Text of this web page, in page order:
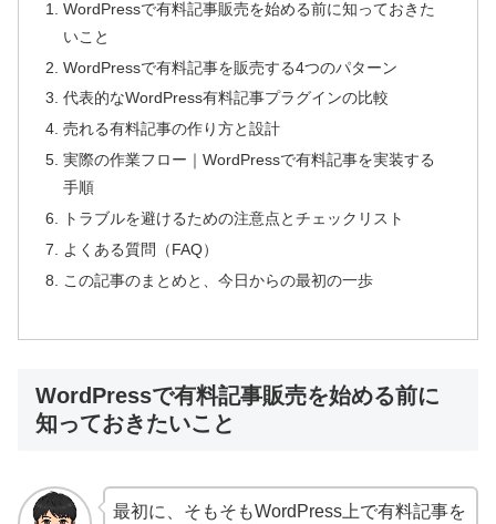
WordPressで有料記事販売を始める前に知っておきた
いこと
WordPressで有料記事を販売する4つのパターン
代表的なWordPress有料記事プラグインの比較
売れる有料記事の作り方と設計
実際の作業フロー｜WordPressで有料記事を実装する
手順
トラブルを避けるための注意点とチェックリスト
よくある質問（FAQ）
この記事のまとめと、今日からの最初の一歩
WordPressで有料記事販売を始める前に
知っておきたいこと
最初に、そもそもWordPress上で有料記事を